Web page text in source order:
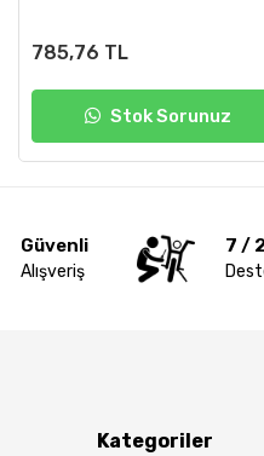
785,76 TL
Stok Sorunuz
Güvenli
Alışveriş
7 /
Kategoriler